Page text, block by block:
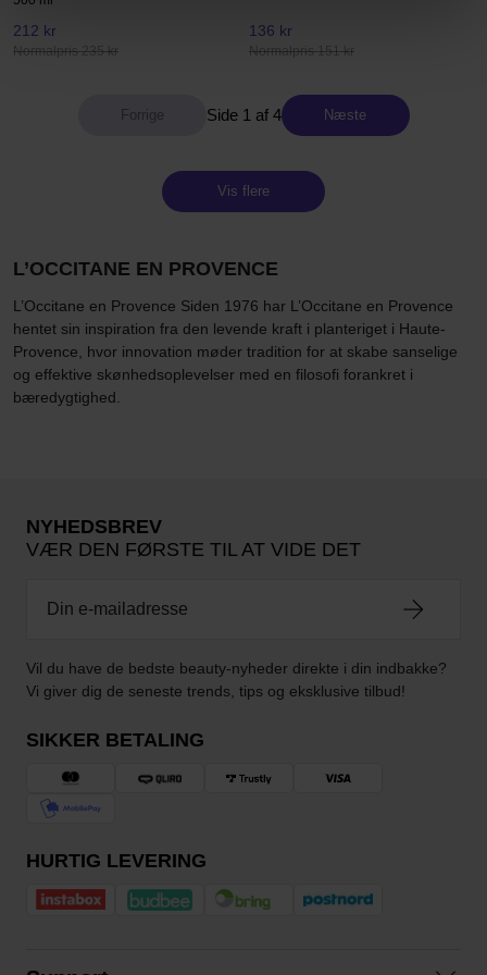
212 kr
Normalpris 235 kr
136 kr
Normalpris 151 kr
Side 1 af 4 Næste
Vis flere
L’OCCITANE EN PROVENCE
L’Occitane en Provence Siden 1976 har L’Occitane en Provence
hentet sin inspiration fra den levende kraft i planteriget i Haute-
Provence, hvor innovation møder tradition for at skabe sanselige
og effektive skønhedsoplevelser med en filosofi forankret i
bæredygtighed.
NYHEDSBREV
VÆR DEN FØRSTE TIL AT VIDE DET
Vil du have de bedste beauty-nyheder direkte i din indbakke?
Vi giver dig de seneste trends, tips og eksklusive tilbud!
SIKKER BETALING
HURTIG LEVERING